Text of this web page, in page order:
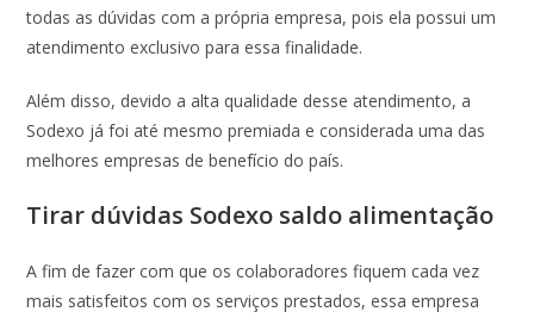
todas as dúvidas com a própria empresa, pois ela possui um
atendimento exclusivo para essa finalidade.
Além disso, devido a alta qualidade desse atendimento, a
Sodexo já foi até mesmo premiada e considerada uma das
melhores empresas de benefício do país.
Tirar dúvidas Sodexo saldo alimentação
A fim de fazer com que os colaboradores fiquem cada vez
mais satisfeitos com os serviços prestados, essa empresa